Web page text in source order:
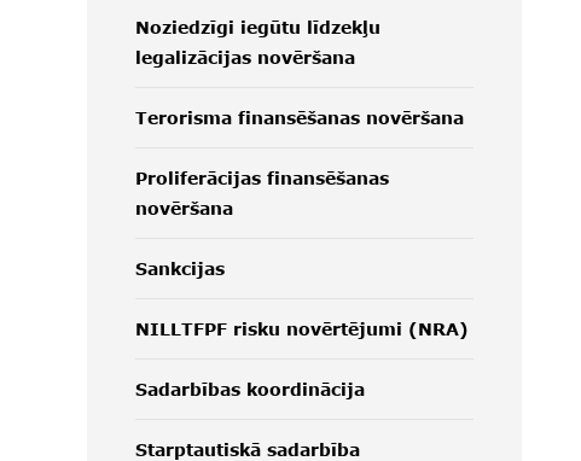
Noziedzīgi iegūtu līdzekļu
legalizācijas novēršana
Terorisma finansēšanas novēršana
Proliferācijas finansēšanas
novēršana
Sankcijas
NILLTFPF risku novērtējumi (NRA)
Sadarbības koordinācija
Starptautiskā sadarbība